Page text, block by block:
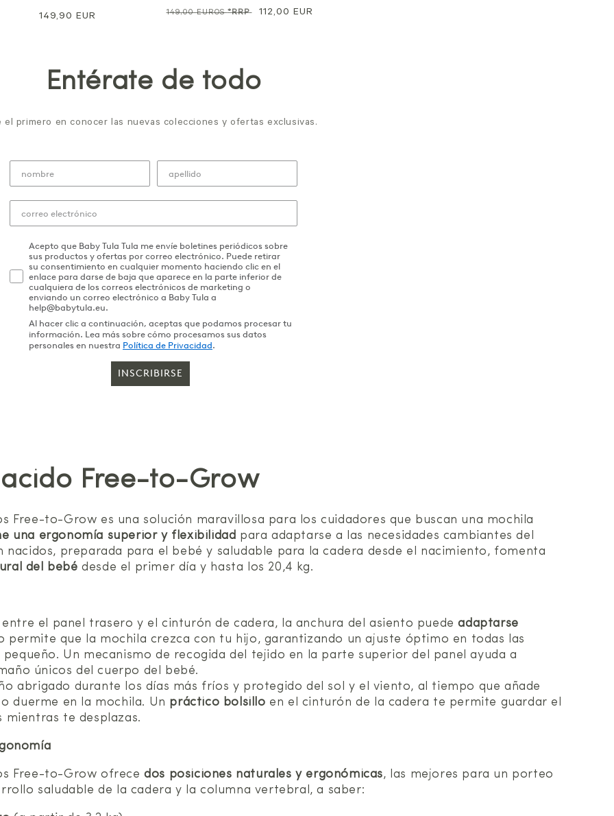
Precio
149,90 EUR
Precio
149,00 EUROS*RRP
Precio
112,00 EUR
Entérate de todo
el primero en conocer las nuevas colecciones y ofertas exclusivas.
Acepto que Baby Tula Tula me envíe boletines periódicos sobre
sus productos y ofertas por correo electrónico. Puede retirar
su consentimiento en cualquier momento haciendo clic en el
enlace para darse de baja que aparece en la parte inferior de
cualquiera de los correos electrónicos de marketing o
enviando un correo electrónico a Baby Tula a
help@babytula.eu.
Al hacer clic a continuación, aceptas que podamos procesar tu
información. Lea más sobre cómo procesamos sus datos
personales en nuestra Política de Privacidad.
INSCRIBIRSE
Free-to-Grow
Free-to-Grow es una solución maravillosa para los cuidadores que buscan una mochila
una ergonomía superior y flexibilidad para adaptarse a las necesidades cambiantes del
preparada para el bebé y saludable para la cadera desde el nacimiento, fomenta
del bebé desde el primer día y hasta los 20,4 kg.
el panel trasero y el cinturón de cadera, la anchura del asiento puedeadaptarse
permite que la mochila crezca con tu hijo, garantizando un ajuste óptimo en todas las
Un mecanismo de recogida del tejido en la parte superior del panel ayuda a
únicos del cuerpo del bebé.
abrigado durante los días más fríos y protegido del sol y el viento, al tiempo que añade
duerme en la mochila. Un práctico bolsillo en el cinturón de la cadera te permite guardar el
te desplazas.
Free-to-Grow ofrecedos posiciones naturales y ergonómicas, las mejores para un porteo
saludable de la cadera y la columna vertebral, a saber: